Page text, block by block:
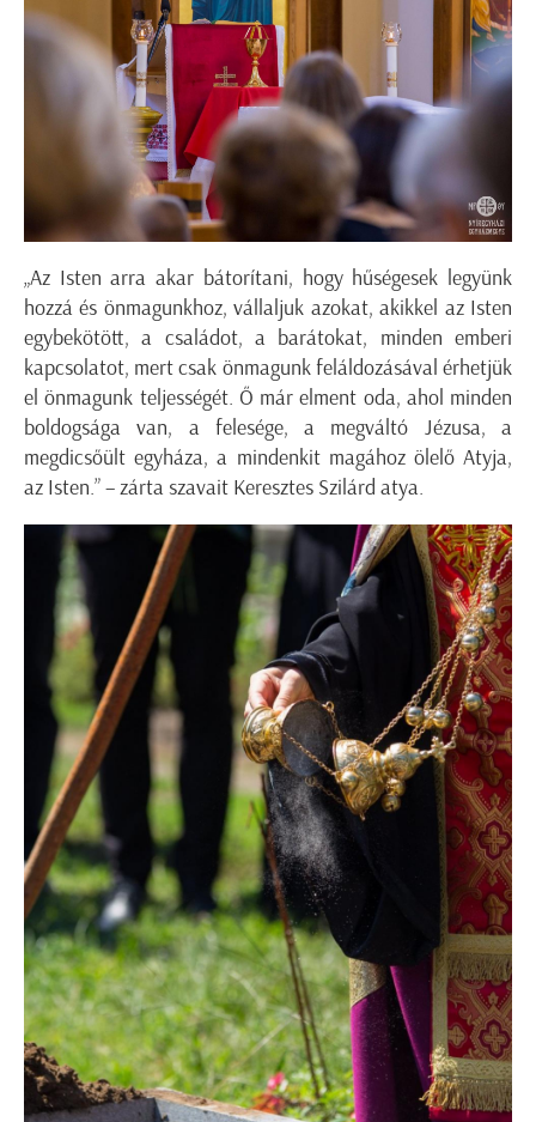
„Az Isten arra akar bátorítani, hogy hűségesek legyünk
hozzá és önmagunkhoz, vállaljuk azokat, akikkel az Isten
egybekötött, a családot, a barátokat, minden emberi
kapcsolatot, mert csak önmagunk feláldozásával érhetjük
el önmagunk teljességét. Ő már elment oda, ahol minden
boldogsága van, a felesége, a megváltó Jézusa, a
megdicsőült egyháza, a mindenkit magához ölelő Atyja,
az Isten.” – zárta szavait Keresztes Szilárd atya.